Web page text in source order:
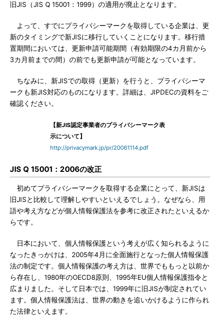
旧JIS（JIS Q 15001：1999）の適用が廃止となります。
よって、すでにプライバシーマークを取得している企業は、更
新のタイミングで新JISに移行していくことになります。移行措
置期間においては、更新申請可能期間（有効期限の4カ月前から
3カ月前までの間）の前でも更新申請が可能となっています。
ちなみに、新JISでの取得（更新）を行うと、プライバシーマ
ークも新JIS対応のものになります。詳細は、JIPDECの資料をご
確認ください。
【新JIS認定事業者のプライバシーマーク表
示について】
http://privacymark.jp/pr/20061114.pdf
JIS Q 15001：2006の改正
初めてプライバシーマークを取得する企業にとって、新JISは
旧JISと比較して理解しやすいといえるでしょう。なぜなら、用
語や考え方などが個人情報保護法を参考に改正されたといえるか
らです。
日本において、個人情報保護という考えが広く知られるように
なったきっかけは、2005年4月に全面施行となった個人情報保護
法の制定です。個人情報保護の考え方は、世界でももっと以前か
ら存在し、1980年のOECD8原則、1995年EU個人情報保護指令と
広まりました。そして日本では、1999年に旧JISが制定されてい
ます。個人情報保護法は、世界の動きを追いかけるように作られ
た法律といえます。